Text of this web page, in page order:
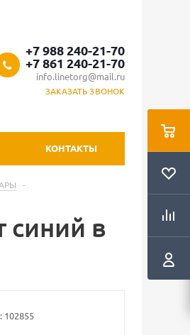
+7 988 240-21-70
+7 861 240-21-70
info.linetorg@mail.ru
ЗАКАЗАТЬ ЗВОНОК
КОНТАКТЫ
-
синий в
102855